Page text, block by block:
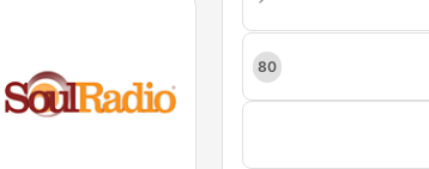
80